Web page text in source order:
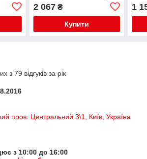
2 067₴
Купити
1
з 79 відгуків за рік
пров. Центральний 3\1, Київ, Україна
з 10:00 до 16:00